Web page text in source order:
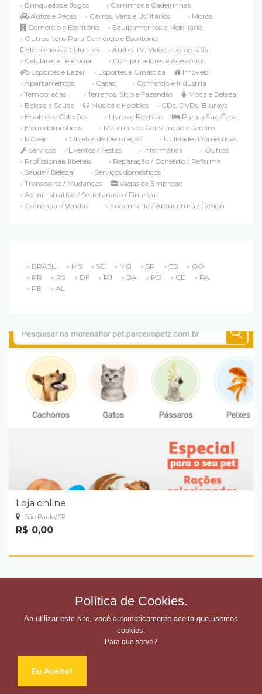
› Brinquedos e Jogos
› Carrinhos e Cadeirinhas
Autos e Peças
› Carros, Vans e Utilitários
› Motos
Comércio e Escritório
› Equipamentos e Mobiliário
› Outros Itens Para Comércio e Escritório
Eletrônicos e Celulares
› Áudio, TV, Vídeo e Fotografia
› Celulares e Telefonia
› Computadores e Acessórios
Esportes e Lazer
› Esportes e Ginástica
Imóveis
› Apartamentos
› Casas
› Comércio e Indústria
› Temporadas
› Terrenos, Sítio e Fazendas
Moda e Beleza
› Beleza e Saúde
Música e Hobbies
› CDs, DVDs, Blurays
› Hobbies e Coleções
› Livros e Revistas
Para a Sua Casa
› Eletrodomésticos
› Materiais de Construção e Jardim
› Móveis
› Objetos de Decoração
› Utilidades Domésticas
Serviços
› Eventos / Festas › Informática
› Outros
› Profissionais liberais
› Reparação / Conserto / Reforma
› Saúde / Beleza
› Serviços domésticos
› Transporte / Mudanças
Vagas de Emprego
› Administrativo / Secretariado / Finanças
› Comercial / Vendas
› Engenharia / Arquitetura / Design
» BRASIL » MS » SC » MG » SP » ES
» GO
» PR
» RS » DF » RJ » BA » PB » CE
» PA
» PE
» AL
Loja online
São Paulo/SP
R$ 0,00
© 2026 Todos os direitos reservados @ Ofertei
Política de Cookies.
Ao utilizar este site, você automaticamente aceita que usemos
cookies.
Para que serve?
Eu Aceito!